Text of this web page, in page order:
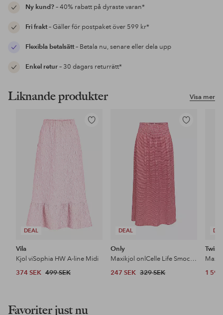
Ny kund?– 40% rabatt på dyraste varan*
Fri frakt– Gäller för postpaket över 599 kr*
Flexibla betalsätt– Betala nu, senare eller dela upp
Enkel retur– 30 dagars returrätt*
Visa mer
Liknande produkter
DEAL
Lägg
Vila
Kjol viSophia HW A-line Midi
374 SEK 499 SEK
DEAL
Lägg
Only
Maxikjol onlCelle Life Smock Skirt CS Jrs
247 SEK 329 SEK
Twist
1 599
Favoriter just nu